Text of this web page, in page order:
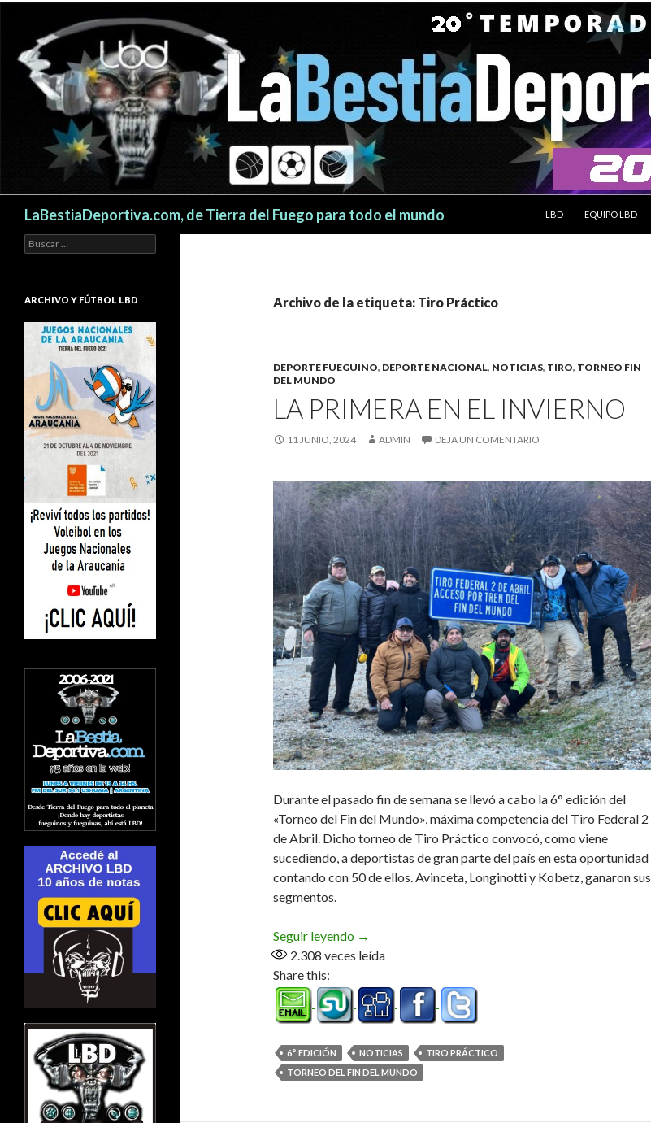
LaBestiaDeportiva.com, de Tierra del Fuego para todo el mundo
LBD
EQUIPO LBD
Archivo de la etiqueta: Tiro Práctico
DEPORTE FUEGUINO, DEPORTE NACIONAL, NOTICIAS, TIRO, TORNEO FIN
DEL MUNDO
LA PRIMERA EN EL INVIERNO
11 JUNIO, 2024 ADMIN DEJA UN COMENTARIO
Durante el pasado fin de semana se llevó a cabo la 6° edición del
«Torneo del Fin del Mundo», máxima competencia del Tiro Federal 2
de Abril. Dicho torneo de Tiro Práctico convocó, como viene
sucediendo, a deportistas de gran parte del país en esta oportunidad
contando con 50 de ellos. Avinceta, Longinotti y Kobetz, ganaron sus
segmentos.
Seguir leyendo La primera en el invierno
→
2.308 veces leída
Share this:
6° EDICIÓN NOTICIAS
TIRO PRÁCTICO
TORNEO DEL FIN DEL MUNDO
Buscar:
ARCHIVO Y FÚTBOL LBD